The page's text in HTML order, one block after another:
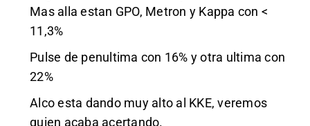
Mas alla estan GPO, Metron y Kappa con <
11,3%
Pulse de penultima con 16% y otra ultima con
22%
Alco esta dando muy alto al KKE, veremos
quien acaba acertando.